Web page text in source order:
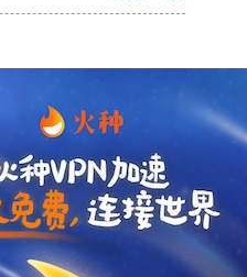
支持 [0] 反对[0]